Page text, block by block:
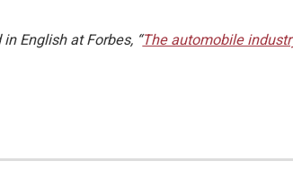
English at Forbes, “The automobile